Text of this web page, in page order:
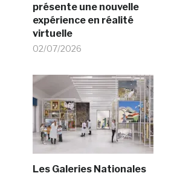
présente une nouvelle
expérience en réalité
virtuelle
02/07/2026
Les Galeries Nationales